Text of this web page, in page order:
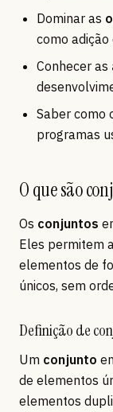
Dominar as
como
Conhecer as
Saber como
programas
O que são
Os conjuntos
Eles permitem
elementos de
únicos, sem
Definição de
Um conjunto
de elementos
elementos